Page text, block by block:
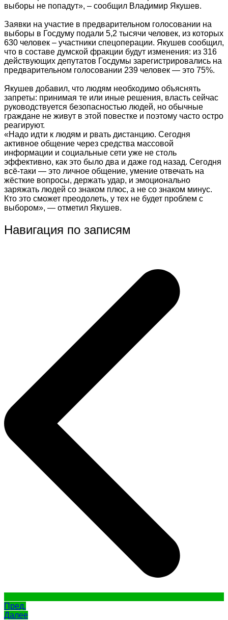
выборы не попадут», – сообщил Владимир Якушев.
Заявки на участие в предварительном голосовании на
выборы в Госдуму подали 5,2 тысячи человек, из которых
630 человек – участники спецоперации. Якушев сообщил,
что в составе думской фракции будут изменения: из 316
действующих депутатов Госдумы зарегистрировались на
предварительном голосовании 239 человек — это 75%.
Якушев добавил, что людям необходимо объяснять
запреты: принимая те или иные решения, власть сейчас
руководствуется безопасностью людей, но обычные
граждане не живут в этой повестке и поэтому часто остро
реагируют.
«Надо идти к людям и рвать дистанцию. Сегодня
активное общение через средства массовой
информации и социальные сети уже не столь
эффективно, как это было два и даже год назад. Сегодня
всё-таки — это личное общение, умение отвечать на
жёсткие вопросы, держать удар, и эмоционально
заряжать людей со знаком плюс, а не со знаком минус.
Кто это сможет преодолеть, у тех не будет проблем с
выбором», — отметил Якушев.
Навигация по записям
Пред.
Далее